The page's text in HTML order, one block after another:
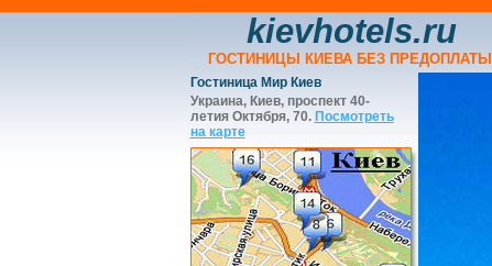
kievhotels.ru
ГОСТИНИЦЫ КИЕВА БЕЗ
Гостиница Мир Киев
Украина, Киев, проспект 40-
летия Октября, 70. Посмотреть
на карте